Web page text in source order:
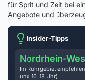
für Sprit und Zeit bei
Angebote und
Insider-Tipps
Nordrhein-
Im Ruhrgebiet
und 16-18 Uhr).